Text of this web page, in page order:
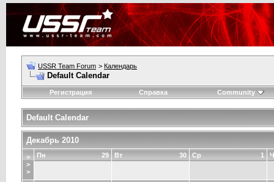
USSR Team Forum > Календарь
Default Calendar
Регистрация Справка Community
Default Calendar
Декабрь 2010
>
>
>
29
Пн 30
Вт 1
Ср